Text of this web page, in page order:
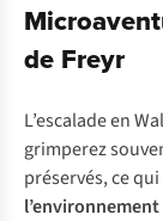
de Freyr
L’escalade en
grimperez
préservés, ce
l’environnement